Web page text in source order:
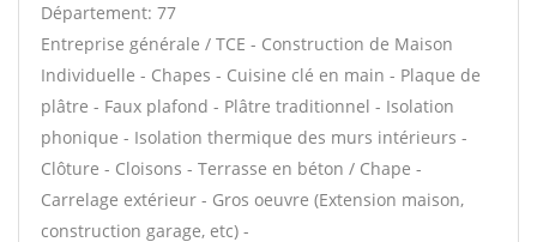
Département: 77
Entreprise générale / TCE - Construction de Maison
Individuelle - Chapes - Cuisine clé en main - Plaque de
plâtre - Faux plafond - Plâtre traditionnel - Isolation
phonique - Isolation thermique des murs intérieurs -
Clôture - Cloisons - Terrasse en béton / Chape -
Carrelage extérieur - Gros oeuvre (Extension maison,
construction garage, etc) -